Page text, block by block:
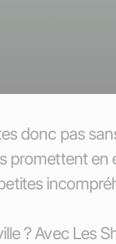
donc pas
promettent
? Avec Les